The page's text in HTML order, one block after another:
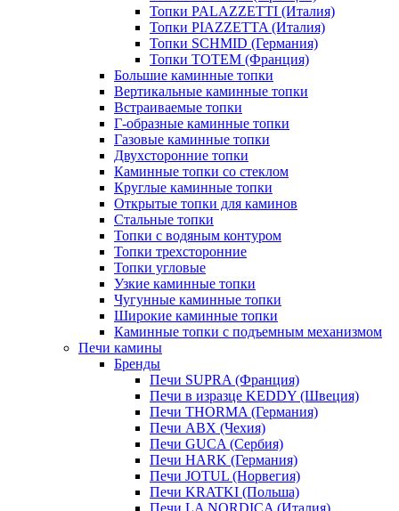
Топки PALAZZETTI (Италия)
Топки PIAZZETTA (Италия)
Топки SCHMID (Германия)
Топки TOTEM (Франция)
Большие каминные топки
Вертикальные каминные топки
Встраиваемые топки
Г-образные каминные топки
Газовые каминные топки
Двухсторонние топки
Каминные топки со стеклом
Круглые каминные топки
Открытые топки для каминов
Стальные топки
Топки с водяным контуром
Топки трехсторонние
Топки угловые
Узкие каминные топки
Чугунные каминные топки
Широкие каминные топки
Каминные топки с подъемным механизмом
Печи камины
Бренды
Печи SUPRA (Франция)
Печи в изразце KEDDY (Швеция)
Печи THORMA (Германия)
Печи ABX (Чехия)
Печи GUCA (Сербия)
Печи HARK (Германия)
Печи JOTUL (Норвегия)
Печи KRATKI (Польша)
Печи LA NORDICA (Италия)